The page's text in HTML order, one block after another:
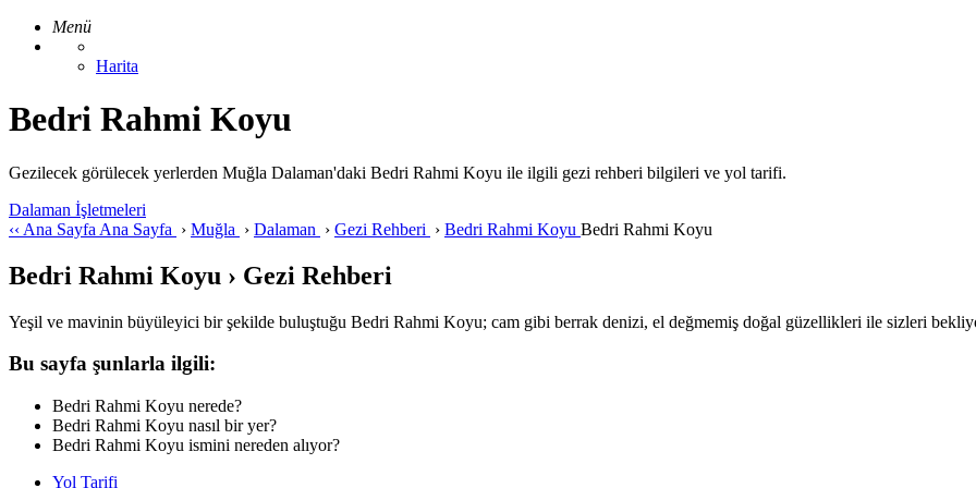
Menü
Harita
Bedri Rahmi Koyu
Gezilecek görülecek yerlerden Muğla Dalaman'daki Bedri Rahmi Koyu ile ilgili gezi rehberi bilgileri ve yol tarifi.
Dalaman İşletmeleri
‹‹ Ana Sayfa Ana Sayfa › Muğla › Dalaman › Gezi Rehberi › Bedri Rahmi Koyu Bedri Rahmi Koyu
Bedri Rahmi Koyu › Gezi Rehberi
Yeşil ve mavinin büyüleyici bir şekilde buluştuğu Bedri Rahmi Koyu; cam gibi berrak denizi, el değmemiş doğal güzellikleri ile sizleri
Bu sayfa şunlarla ilgili:
Bedri Rahmi Koyu nerede?
Bedri Rahmi Koyu nasıl bir yer?
Bedri Rahmi Koyu ismini nereden alıyor?
Yol Tarifi